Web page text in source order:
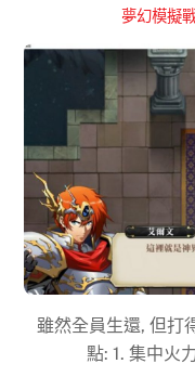
夢幻模擬
雖然全員生還, 但打
點: 1. 集中火